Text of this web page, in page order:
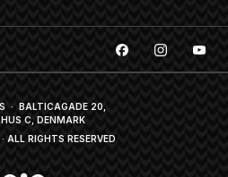
· BALTICAGADE 20,
C, DENMARK
· ALL RIGHTS RESERVED